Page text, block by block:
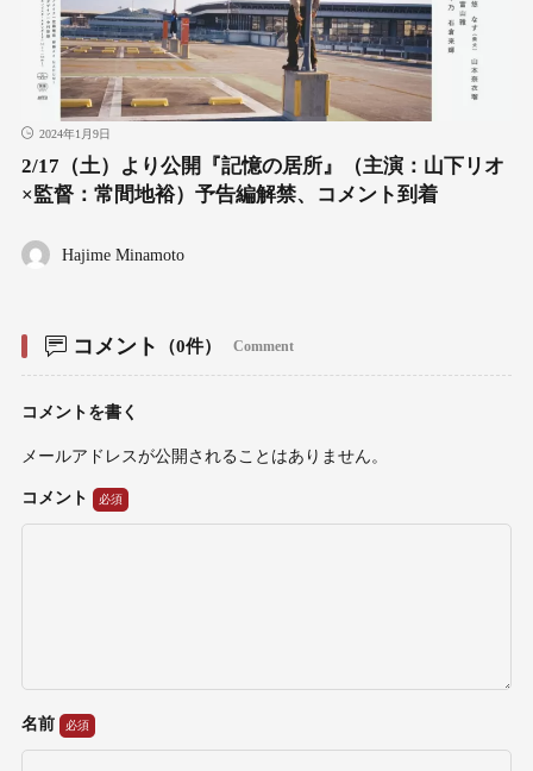
2024年1月9日
2/17（土）より公開『記憶の居所』（主演：山下リオ
×監督：常間地裕）予告編解禁、コメント到着
Hajime Minamoto
コメント （0件） Comment
コメントを書く
メールアドレスが公開されることはありません。
コメント
名前